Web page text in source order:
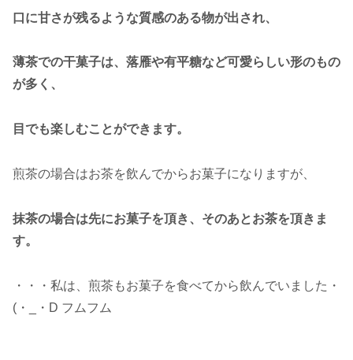
口に甘さが残るような質感のある物が出され、
薄茶での干菓子は、落雁や有平糖など可愛らしい形のもの
が多く、
目でも楽しむことができます。
煎茶の場合はお茶を飲んでからお菓子になりますが、
抹茶の場合は先にお菓子を頂き、そのあとお茶を頂きま
す。
・・・私は、煎茶もお菓子を食べてから飲んでいました・
(・_・D フムフム